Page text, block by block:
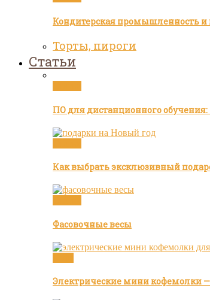
Кондитерская промышленность
Торты, пироги
Статьи
ПО для дистанционного
Как выбрать эксклюзивный
Фасовочные весы
Электрические мини кофемолки